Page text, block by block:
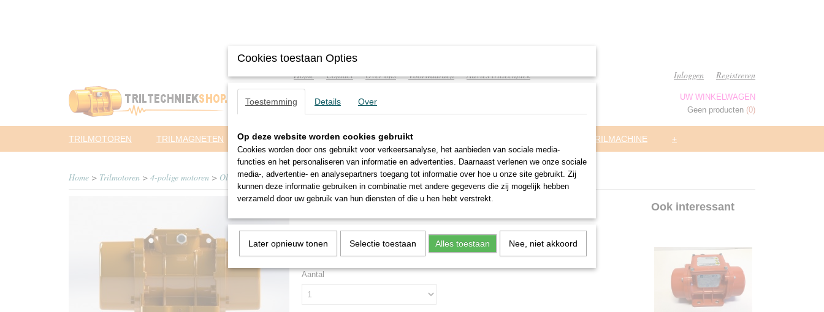
Home Contact Over ons Voorwaarden Advies triltechniek Inloggen Registreren
UW WINKELWAGEN
Geen producten (0)
TRILMOTOREN TRILMAGNETEN PNEUMATISCHE TRILLERS TRILTAFELS TRILMACHINE +
Home > Trilmotoren > 4-polige motoren > Oli >MVE 700/15-50A0
MVE 700/15-50A0
€ 375,00
Levertijd 2 tot 3 werkdagen
Aantal
Ook interessant
Cookies toestaan Opties
Toestemming Details Over
Op deze website worden cookies gebruikt
Cookies worden door ons gebruikt voor verkeersanalyse, het aanbieden van sociale media-
functies en het personaliseren van informatie en advertenties. Daarnaast verlenen we onze sociale
media-, advertentie- en analysepartners toegang tot informatie over hoe u onze site gebruikt. Zij
kunnen deze informatie gebruiken in combinatie met andere gegevens die zij mogelijk hebben
verzameld door uw gebruik van hun diensten of die u hen hebt verstrekt.
Later opnieuw tonen Selectie toestaan Alles toestaan Nee, niet akkoord